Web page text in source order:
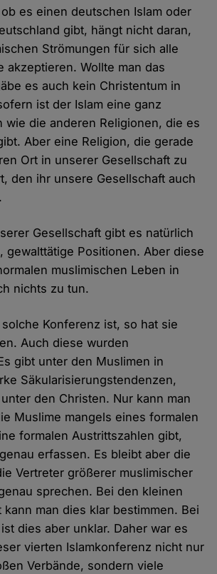
es einen deutschen Islam oder
gibt, hängt nicht daran,
Strömungen für sich alle
akzeptieren. Wollte man das
es auch kein Christentum in
ist der Islam eine ganz
wie die anderen Religionen, die es
Aber eine Religion, die gerade
Ort in unserer Gesellschaft zu
den ihr unsere Gesellschaft auch
Gesellschaft gibt es natürlich
gewalttätige Positionen. Aber diese
muslimischen Leben in
nichts zu tun.
Konferenz ist, so hat sie
Auch diese wurden
gibt unter den Muslimen in
Säkularisierungstendenzen,
den Christen. Nur kann man
Muslime mangels eines formalen
formalen Austrittszahlen gibt,
erfassen. Es bleibt aber die
Vertreter größerer muslimischer
sprechen. Bei den kleinen
kann man dies klar bestimmen. Bei
dies aber unklar. Daher war es
vierten Islamkonferenz nicht nur
Verbände, sondern viele